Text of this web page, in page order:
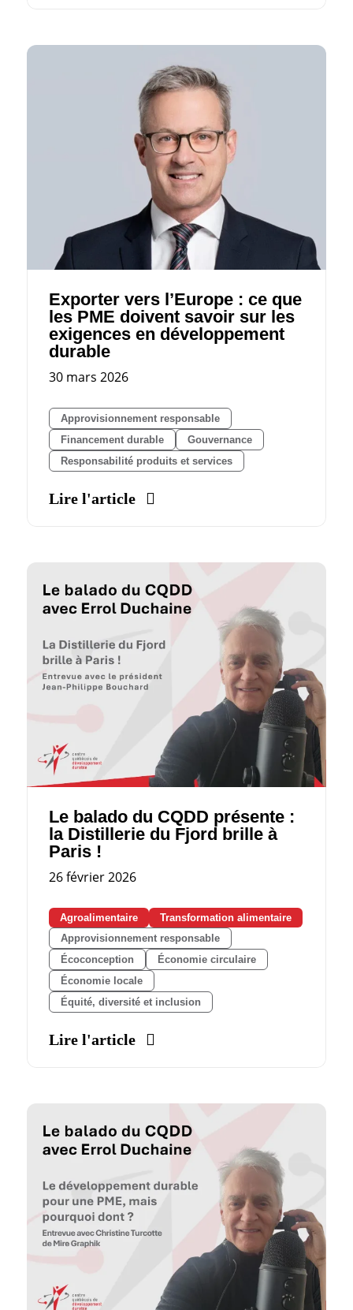
Exporter vers l’Europe : ce que
les PME doivent savoir sur les
exigences en développement
durable
30 mars 2026
Approvisionnement responsable
Financement durable
Gouvernance
Responsabilité produits et services
Lire l'article
Le balado du CQDD présente :
la Distillerie du Fjord brille à
Paris !
26 février 2026
Agroalimentaire
Transformation alimentaire
Approvisionnement responsable
Écoconception
Économie circulaire
Économie locale
Équité, diversité et inclusion
Lire l'article